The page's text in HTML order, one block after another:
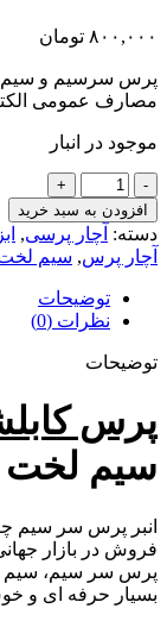
۸۰۰,۰۰۰ تومان
پرس سرسیم و سیم
مصارف عمومی
موجود در انبار
پرس
کابلشو
(سرسیم
و
سیم
لخت
عدد
افزودن به سبد خرید
دسته: آچار پرسی,
آچار پرس, سیم
توضیحات
نظرات (0)
توضیحات
پرس
سیم لخت
انبر پرس سر سیم
فروش در بازار
پرس سر سیم، سیم
بسیار حرفه ای و